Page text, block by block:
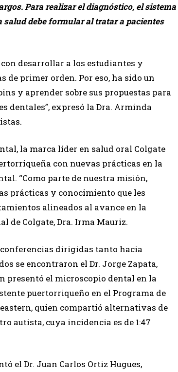
Para realizar el diagnóstico, el sistema
debe formular al tratar a pacientes
desarrollar a los estudiantes y
de primer orden. Por eso, ha sido un
y aprender sobre sus propuestas para
dentales”, expresó la Dra. Arminda
la marca líder en salud oral Colgate
con nuevas prácticas en la
“Como parte de nuestra misión,
prácticas y conocimiento que les
alineados al avance en la
de Colgate, Dra. Irma Mauriz.
dirigidas tanto hacia
se encontraron el Dr. Jorge Zapata,
el microscopio dental en la
puertorriqueño en el Programa de
quien compartió alternativas de
autista, cuya incidencia es de 1:47
el Dr. Juan Carlos Ortiz Hugues,